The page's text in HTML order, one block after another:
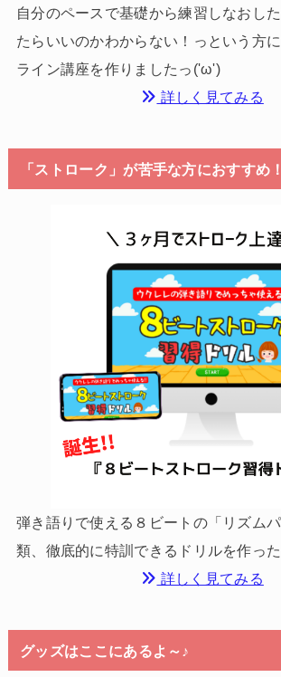
自分のペースで基礎から練習しなおし
たらいいのかわからない！っという方
ライン講座を作りましたっ('ω')
詳しく見てみる
「ストローク」が苦手な方におすすめ！
弾き語りで使える８ビートの「リズム
類、徹底的に特訓できるドリルを作っ
詳しく見てみる
グッズはここにあるよ～♪